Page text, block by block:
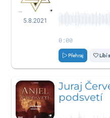
5.8.2021
0:00
Přehraj Líbí
Juraj
podsvetí